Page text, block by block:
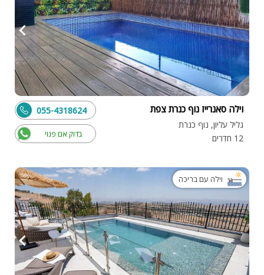
וילה סאנרייז נוף כנרת צפת
גליל עליון, נוף כנרת
12 חדרים
בדוק אם פנוי
055-4318624
וילה עם בריכה